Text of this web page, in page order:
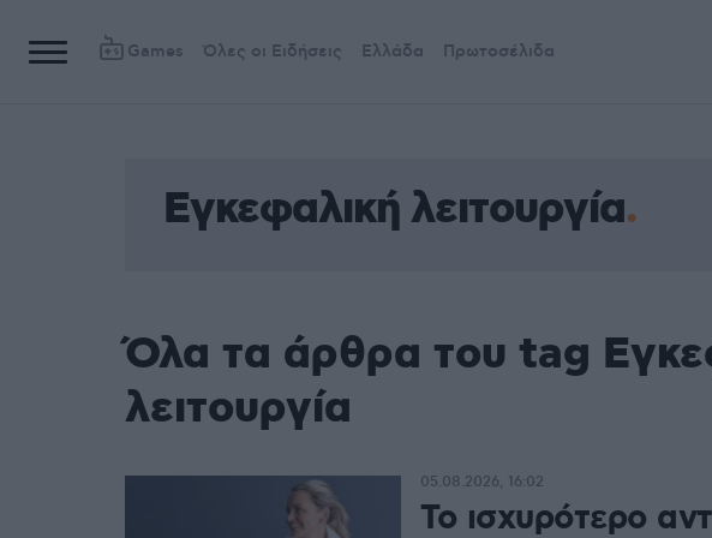
Games Όλες οι Ειδήσεις Ελλάδα Πρωτοσέλιδα
Εγκεφαλική λειτουργία
Όλα τα άρθρα του tag
λειτουργία
Το ισχυρότερο
05.08.2026, 16:02